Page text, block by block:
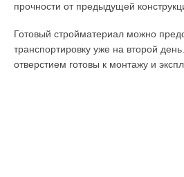
прочности от предыдущей
Готовый стройматериал можно
транспортировку уже на второй
отверстием готовы к монтажу и